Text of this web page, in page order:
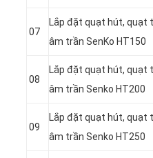
07
Lắp đặt quạt hút, quạt
âm trần SenKo HT150
08
Lắp đặt quạt hút, quạt
âm trần Senko HT200
09
Lắp đặt quạt hút, quạt
âm trần Senko HT250